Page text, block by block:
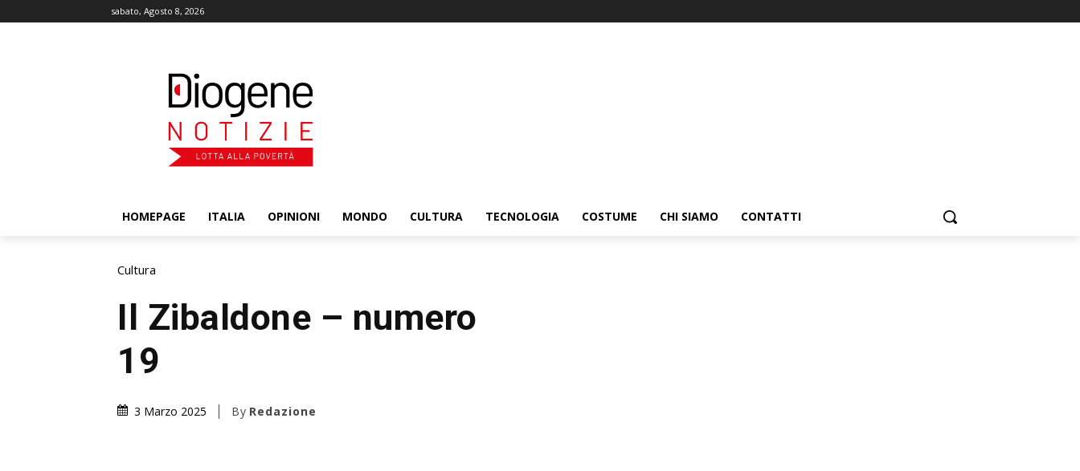
sabato, Agosto 8, 2026
HOMEPAGE ITALIA OPINIONI MONDO CULTURA TECNOLOGIA COSTUME CHI SIAMO CONTATTI
Cultura
Il Zibaldone – numero
19
3 Marzo 2025 By Redazione